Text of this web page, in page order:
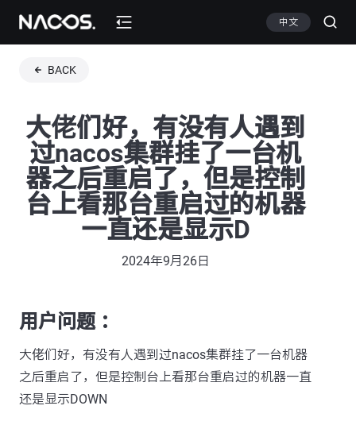
中文
BACK
大佬们好，有没有人遇到
过nacos集群挂了一台机
器之后重启了，但是控制
台上看那台重启过的机器
一直还是显示D
2024年9月26日
用户问题 ：
大佬们好，有没有人遇到过nacos集群挂了一台机器
之后重启了，但是控制台上看那台重启过的机器一直
还是显示DOWN